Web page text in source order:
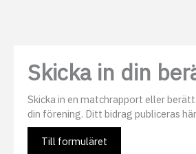
Skicka in din
Skicka in en matchrapport eller
din förening. Ditt bidrag publiceras
Till formuläret